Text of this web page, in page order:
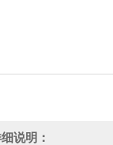
说明：